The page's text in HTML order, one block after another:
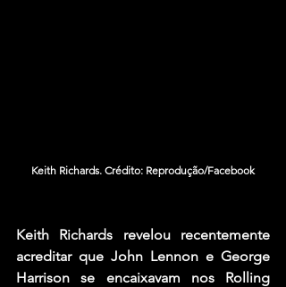
Keith Richards. Crédito: Reprodução/Facebook
Keith Richards revelou recentemente
acreditar que John Lennon e George
Harrison se encaixavam nos Rolling